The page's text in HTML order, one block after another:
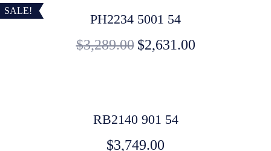
SALE!
PH2234 5001 54
$3,289.00 $2,631.00
RB2140 901 54
$3,749.00